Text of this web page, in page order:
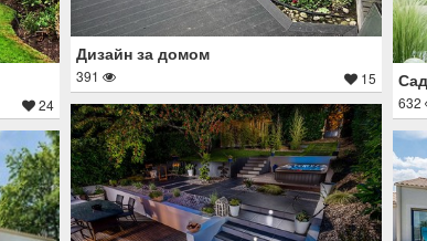
24
Дизайн за домом
391 15
632